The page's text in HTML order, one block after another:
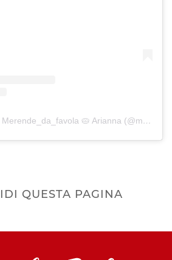
Un post condiviso da Merende_da_favola 🥧 Arianna (@merende_da_favola)
QUESTA PAGINA